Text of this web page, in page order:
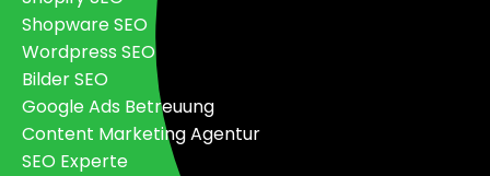
Shopware SEO
Wordpress SEO
Bilder SEO
Google Ads Betreuung
Content Marketing Agentur
SEO Experte